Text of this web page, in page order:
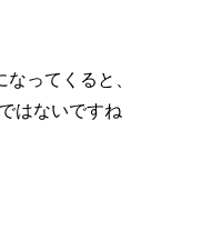
ってくると、
はないですね